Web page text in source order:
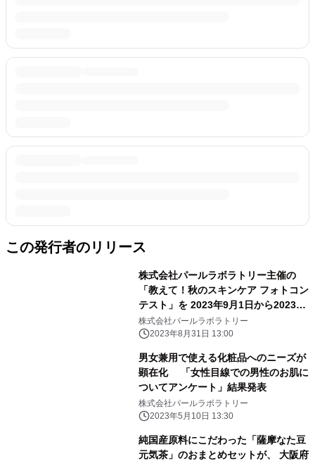
この発行者のリリース
株式会社パールラボラトリー主催の
「教えて！秋のスキンケア フォトコン
テスト」を 2023年9月1日から2023年
10月31日まで開催！
株式会社パールラボラトリー
2023年8月31日 13:00
男女兼用で使える化粧品へのニーズが
顕在化 「女性目線での男性のお肌に
ついてアンケート」結果発表
株式会社パールラボラトリー
2023年5月10日 13:30
純国産原料にこだわった「薩摩なた豆
元気茶」のおまとめセットが、 大阪府